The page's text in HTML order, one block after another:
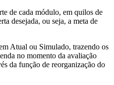
de cada módulo, em quilos de
desejada, ou seja, a meta de
Atual ou Simulado, trazendo os
no momento da avaliação
da função de reorganização do